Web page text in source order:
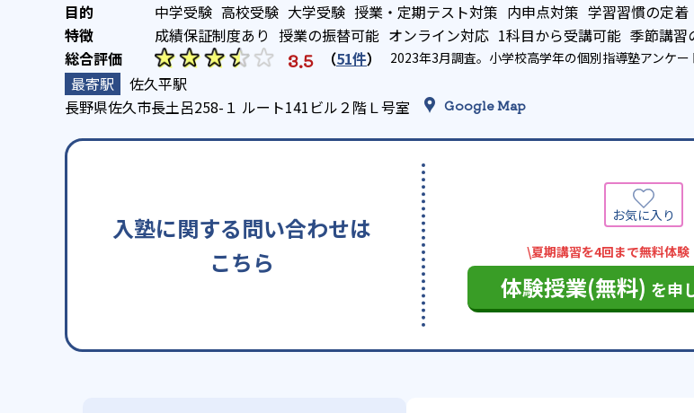
中学受験 高校受験 大学受験 授業・定期テスト対策 内申点対策 学習習慣の定着
成績保証制度あり 授業の振替可能 オンライン対応 1科目から受講可能 季節講習
3.5 （51件） 2023年3月調査。 小学校高学年の個別指導塾アンケー
佐久平駅
長野県佐久市長土呂258-１ ルート141ビル２階Ｌ号室
Google Map
入塾に関する問い合わせは
こちら
\夏期講習を4回まで無料体験
体験授業(無料) を申